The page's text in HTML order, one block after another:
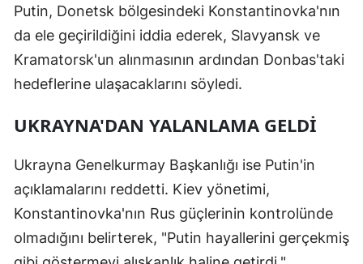
Putin, Donetsk bölgesindeki Konstantinovka'nın
da ele geçirildiğini iddia ederek, Slavyansk ve
Kramatorsk'un alınmasının ardından Donbas'taki
hedeflerine ulaşacaklarını söyledi.
UKRAYNA'DAN YALANLAMA GELDİ
Ukrayna Genelkurmay Başkanlığı ise Putin'in
açıklamalarını reddetti. Kiev yönetimi,
Konstantinovka'nın Rus güçlerinin kontrolünde
olmadığını belirterek, "Putin hayallerini gerçekmiş